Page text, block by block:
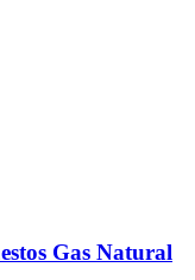
Gas Natural